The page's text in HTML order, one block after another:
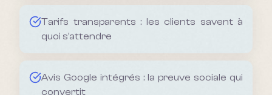
Tarifs transparents : les clients savent à
quoi s'attendre
Avis Google intégrés : la preuve sociale qui
convertit